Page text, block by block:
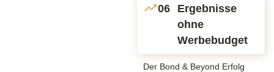
06
Ergebnisse
ohne
Werbebudget
Der Bond & Beyond Erfolg